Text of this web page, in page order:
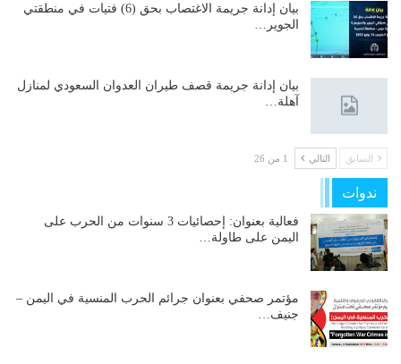
بيان إدانة جريمة الاغتصاب بحق (6) فتيات في منطقتي
الجوير…
بيان إدانة جريمة قصف طيران العدوان السعودي لمنازل
آهلة…
السابق التالي 1 من 26
ندوات
فعالية بعنوان: إحصائيات 3 سنوات من الحرب على
اليمن على طاولة…
مؤتمر صحفي بعنوان جرائم الحرب المنسية في اليمن –
جنيف…